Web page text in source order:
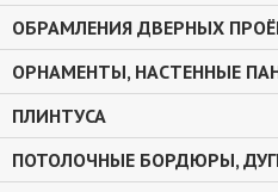
ОБРАМЛЕНИЯ ДВЕРНЫХ
ОРНАМЕНТЫ, НАСТЕННЫЕ
ПЛИНТУСА
ПОТОЛОЧНЫЕ БОРДЮРЫ,